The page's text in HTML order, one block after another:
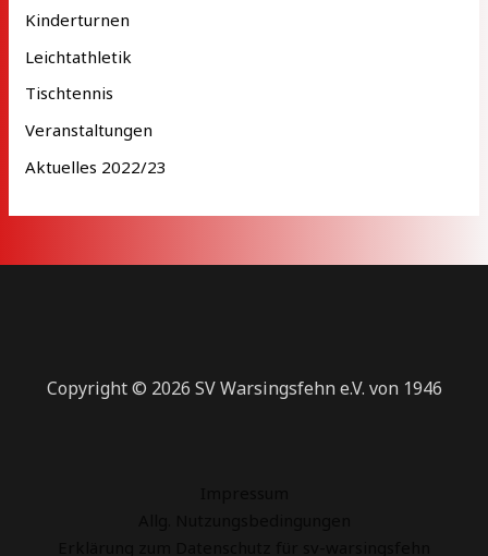
Kinderturnen
Leichtathletik
Tischtennis
Veranstaltungen
Aktuelles 2022/23
Copyright © 2026 SV Warsingsfehn e.V. von 1946